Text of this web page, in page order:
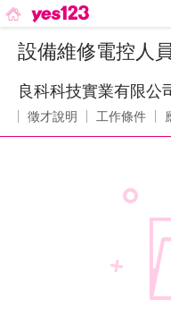
設備維修電控人
良科科技實業有限公
徵才說明 工作條件